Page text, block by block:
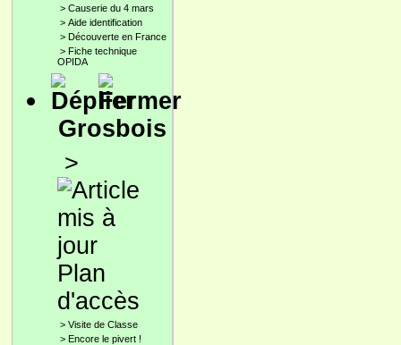
> Causerie du 4 mars
> Aide identification
> Découverte en France
> Fiche technique
OPIDA
Grosbois
>
Plan
d'accès
> Visite de Classe
> Encore le pivert !